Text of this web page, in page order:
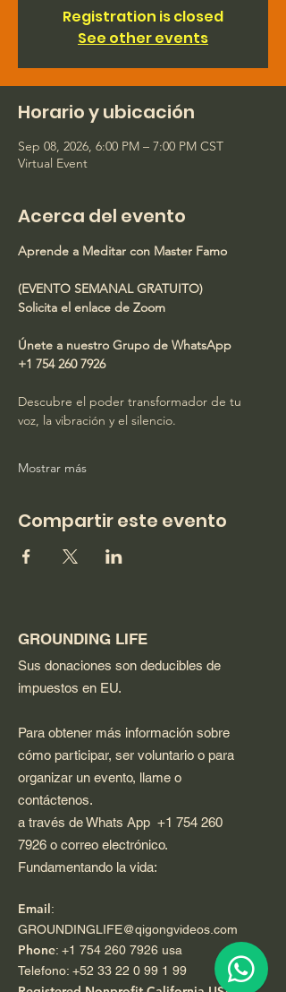
Registration is closed
See other events
Horario y ubicación
Sep 08, 2026, 6:00 PM – 7:00 PM CST
Virtual Event
Acerca del evento
Aprende a Meditar con Master Famo
(EVENTO SEMANAL GRATUITO)
Solicita el enlace de Zoom
Únete a nuestro Grupo de WhatsApp
+1 754 260 7926
Descubre el poder transformador de tu
voz, la vibración y el silencio.
Mostrar más
Compartir este evento
GROUNDING LIFE
Sus donaciones son deducibles de
impuestos en EU.
Para obtener más información sobre
cómo participar, ser voluntario o para
organizar un evento, llame o
contáctenos.
a través de Whats App +1 754 260
7926 o correo electrónico.
Fundamentando la vida:
Email:
GROUNDINGLIFE@qigongvideos.com
Phone: +1 754 260 7926 usa
Telefono: +52 33 22 0 99 1 99